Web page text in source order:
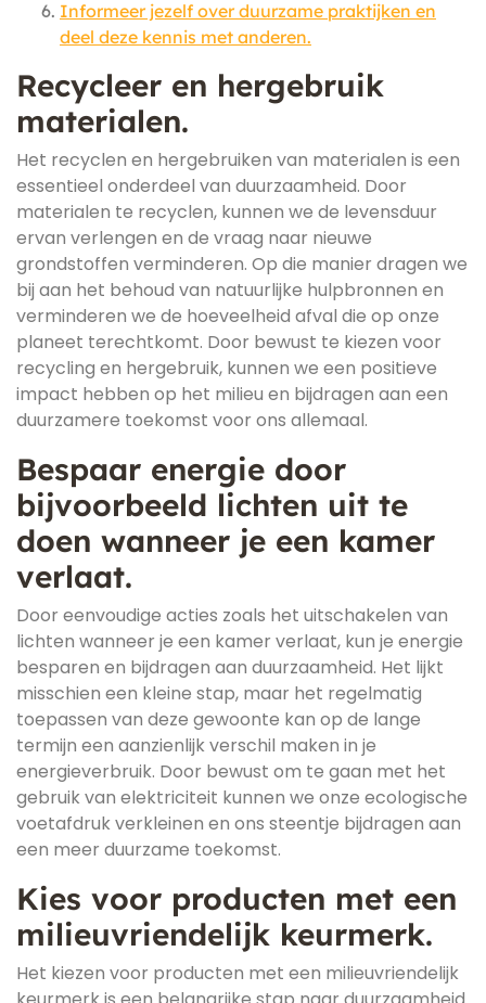
Informeer jezelf over duurzame praktijken en
deel deze kennis met anderen.
Recycleer en hergebruik
materialen.
Het recyclen en hergebruiken van materialen is een
essentieel onderdeel van duurzaamheid. Door
materialen te recyclen, kunnen we de levensduur
ervan verlengen en de vraag naar nieuwe
grondstoffen verminderen. Op die manier dragen we
bij aan het behoud van natuurlijke hulpbronnen en
verminderen we de hoeveelheid afval die op onze
planeet terechtkomt. Door bewust te kiezen voor
recycling en hergebruik, kunnen we een positieve
impact hebben op het milieu en bijdragen aan een
duurzamere toekomst voor ons allemaal.
Bespaar energie door
bijvoorbeeld lichten uit te
doen wanneer je een kamer
verlaat.
Door eenvoudige acties zoals het uitschakelen van
lichten wanneer je een kamer verlaat, kun je energie
besparen en bijdragen aan duurzaamheid. Het lijkt
misschien een kleine stap, maar het regelmatig
toepassen van deze gewoonte kan op de lange
termijn een aanzienlijk verschil maken in je
energieverbruik. Door bewust om te gaan met het
gebruik van elektriciteit kunnen we onze ecologische
voetafdruk verkleinen en ons steentje bijdragen aan
een meer duurzame toekomst.
Kies voor producten met een
milieuvriendelijk keurmerk.
Het kiezen voor producten met een milieuvriendelijk